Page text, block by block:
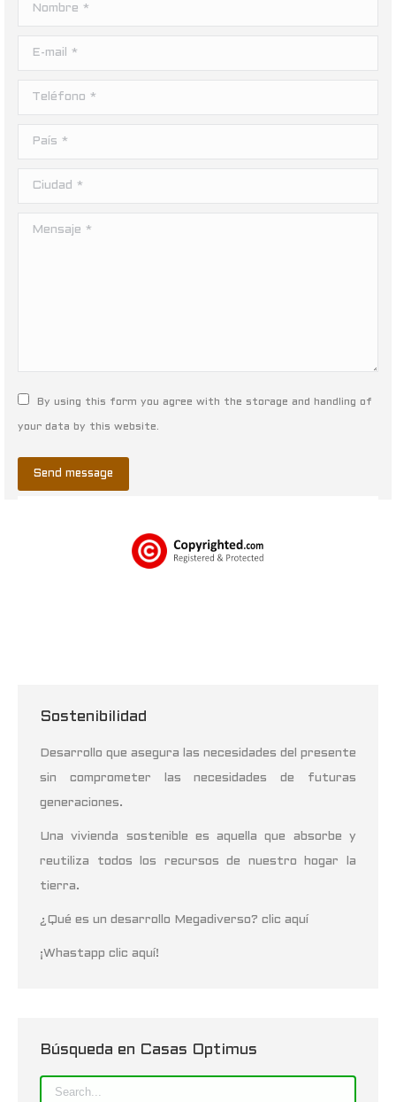
Nombre *
E-mail *
Teléfono *
País *
Ciudad *
Mensaje *
By using this form you agree with the storage and handling of
your data by this website.
Send message
Sostenibilidad
Desarrollo que asegura las necesidades del presente
sin comprometer las necesidades de futuras
generaciones.
Una vivienda sostenible es aquella que absorbe y
reutiliza todos los recursos de nuestro hogar la
tierra.
¿Qué es un desarrollo Megadiverso? clic aquí
¡Whastapp clic aquí!
Búsqueda en Casas Optimus